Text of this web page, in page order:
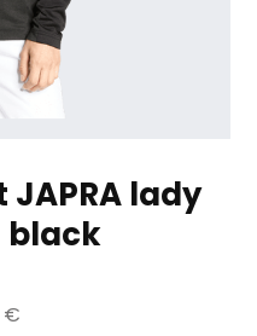
JAPRA lady
black
€